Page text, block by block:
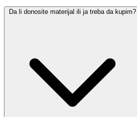
Da li donosite materijal ili ja treba da kupim?